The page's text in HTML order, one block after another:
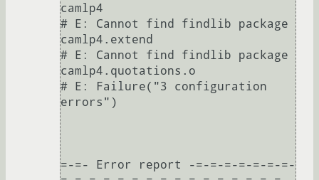
camlp4
# E: Cannot find findlib package
camlp4.extend
# E: Cannot find findlib package
camlp4.quotations.o
# E: Failure("3 configuration
errors")
=-=- Error report -=-=-=-=-=-=-=-